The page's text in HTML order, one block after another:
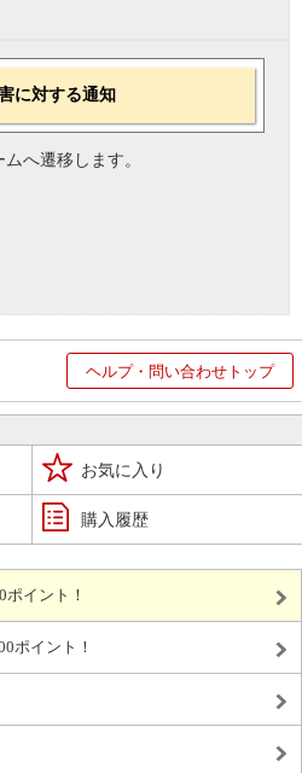
に対する通知
へ遷移します。
ヘルプ・問い合わせトップ
お気に入り
購入履歴
イント！
ポイント！